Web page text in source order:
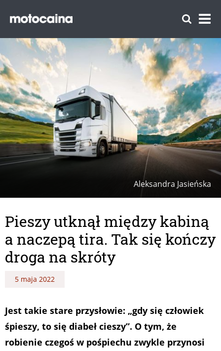
Aleksandra Jasieńska
Pieszy utknął między kabiną
a naczepą tira. Tak się kończy
droga na skróty
5 maja 2022
Jest takie stare przysłowie: „gdy się człowiek
śpieszy, to się diabeł cieszy”. O tym, że
robienie czegoś w pośpiechu zwykle przynosi